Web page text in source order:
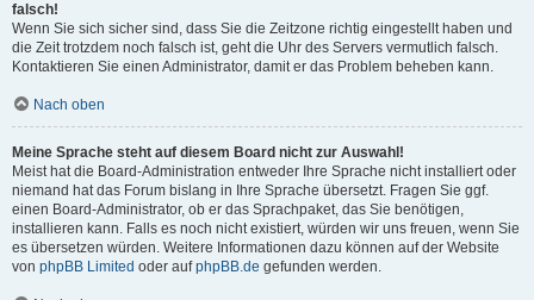
falsch!
Wenn Sie sich sicher sind, dass Sie die Zeitzone richtig eingestellt haben und
die Zeit trotzdem noch falsch ist, geht die Uhr des Servers vermutlich falsch.
Kontaktieren Sie einen Administrator, damit er das Problem beheben kann.
Nach oben
Meine Sprache steht auf diesem Board nicht zur Auswahl!
Meist hat die Board-Administration entweder Ihre Sprache nicht installiert oder
niemand hat das Forum bislang in Ihre Sprache übersetzt. Fragen Sie ggf.
einen Board-Administrator, ob er das Sprachpaket, das Sie benötigen,
installieren kann. Falls es noch nicht existiert, würden wir uns freuen, wenn Sie
es übersetzen würden. Weitere Informationen dazu können auf der Website
von phpBB Limited oder aufphpBB.de gefunden werden.